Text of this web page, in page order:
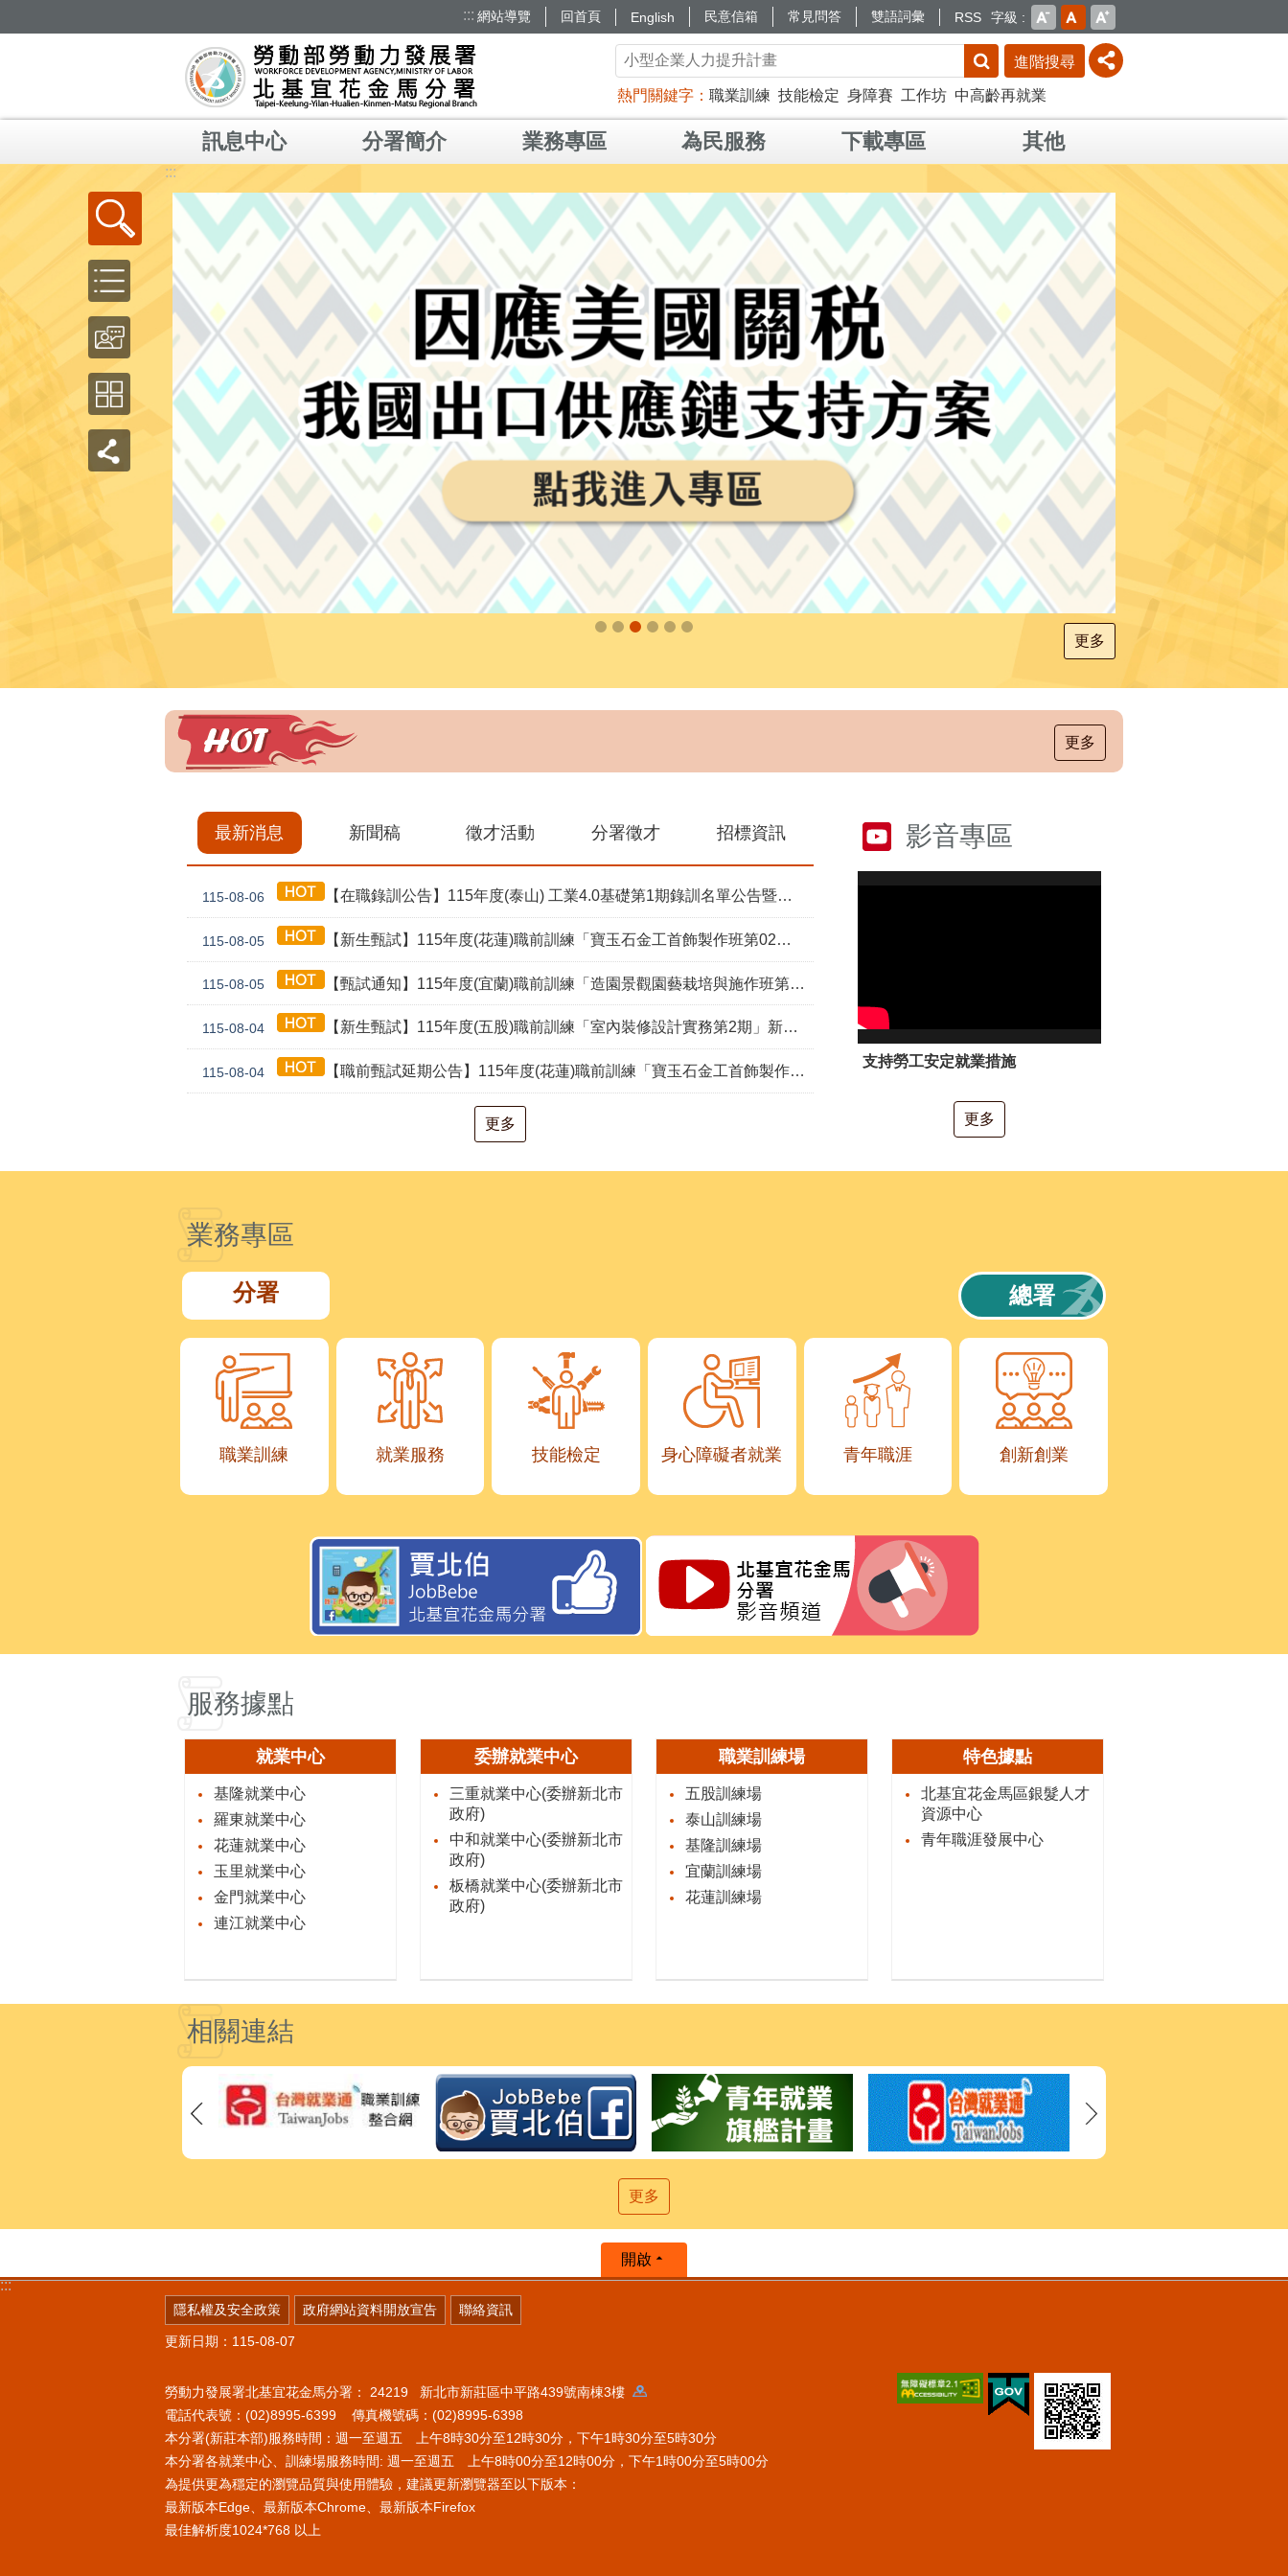
::: 網站導覽 回首頁 English 民意信箱 常見問答 雙語詞彙 RSS 字級
進階搜尋
熱門關鍵字 職業訓練 技能檢定 身障賽 工作坊 中高齡再就業
訊息中心 分署簡介 業務專區 為民服務 下載專區 其他
:::
更多
更多
最新消息 新聞稿 徵才活動 分署徵才 招標資訊
115-08-06 【在職錄訓公告】115年度(泰山) 工業4.0基礎第1期錄訓名單公告暨新生報到通知單
115-08-05 【新生甄試】115年度(花蓮)職前訓練「寶玉石金工首飾製作班第02期」新生甄試通知單暨注意事項
115-08-05 【甄試通知】115年度(宜蘭)職前訓練「造園景觀園藝栽培與施作班第2期」甄試通知單暨注意事項
115-08-04 【新生甄試】115年度(五股)職前訓練「室內裝修設計實務第2期」新生甄試通知單暨注意事項
115-08-04 【職前甄試延期公告】115年度(花蓮)職前訓練「寶玉石金工首飾製作班第02期」報名延長至8/18及甄試、開訓、結訓相關期程公告
更多
影音專區
支持勞工安定就業措施
更多
業務專區
分署 總署
職業訓練 就業服務 技能檢定 身心障礙者就業 青年職涯 創新創業
服務據點
就業中心
基隆就業中心
羅東就業中心
花蓮就業中心
玉里就業中心
金門就業中心
連江就業中心
委辦就業中心
三重就業中心(委辦新北市
政府)
中和就業中心(委辦新北市
政府)
板橋就業中心(委辦新北市
政府)
職業訓練場
五股訓練場
泰山訓練場
基隆訓練場
宜蘭訓練場
花蓮訓練場
特色據點
北基宜花金馬區銀髮人才
資源中心
青年職涯發展中心
相關連結
更多
:::
開啟
隱私權及安全政策 政府網站資料開放宣告 聯絡資訊
更新日期：115-08-07
勞動力發展署北基宜花金馬分署： 24219 新北市新莊區中平路439號南棟3樓
電話代表號：(02)8995-6399 傳真機號碼：(02)8995-6398
本分署(新莊本部)服務時間：週一至週五 上午8時30分至12時30分，下午1時30分至5時30分
本分署各就業中心、訓練場服務時間: 週一至週五 上午8時00分至12時00分，下午1時00分至5時00分
為提供更為穩定的瀏覽品質與使用體驗，建議更新瀏覽器至以下版本：
最新版本Edge、最新版本Chrome、最新版本Firefox
最佳解析度1024*768 以上